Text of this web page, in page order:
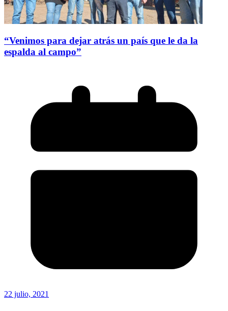
“Venimos para dejar atrás un país que le da la
espalda al campo”
22 julio, 2021